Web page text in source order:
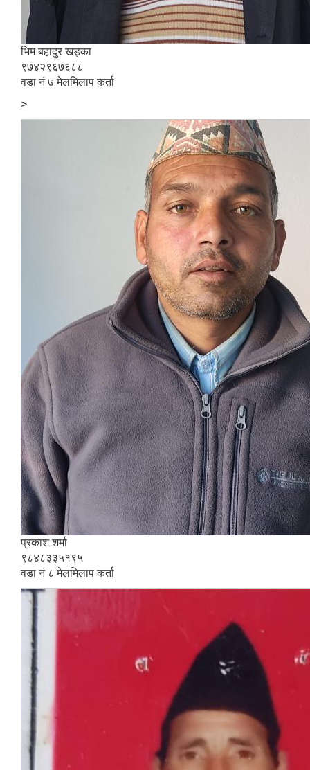
भिम बहादुर खड्का
९७४२९६७६८८
वडा नं ७ मेलमिलाप कर्ता
>
प्रकाश शर्मा
९८४८३३५१९५
वडा नं ८ मेलमिलाप कर्ता